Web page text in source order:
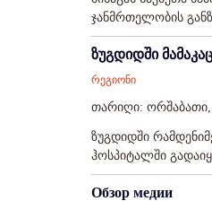
ჯანმრთელობის
ზუგდიდში
რეგიონი
თარიღი: ორშაბათი,
ზუგდიდში
ჰოსპიტალში
Обзор медии